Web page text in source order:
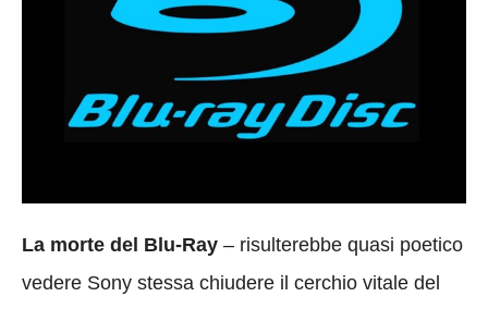
La morte del Blu-Ray – risulterebbe quasi poetico
vedere Sony stessa chiudere il cerchio vitale del